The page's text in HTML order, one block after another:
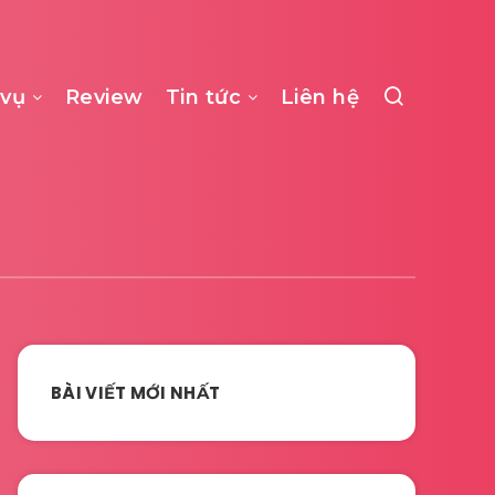
Review Tin tức Liên hệ
BÀI VIẾT MỚI NHẤT